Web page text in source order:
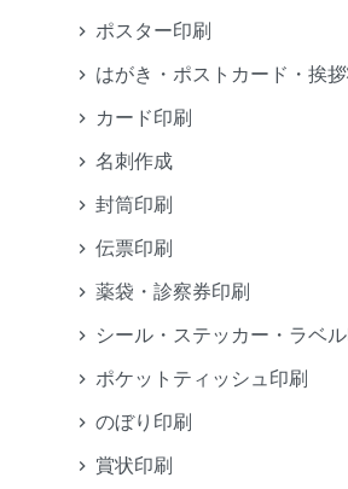
ポスター印刷
はがき・ポストカード・挨
カード印刷
名刺作成
封筒印刷
伝票印刷
薬袋・診察券印刷
シール・ステッカー・ラベ
ポケットティッシュ印刷
のぼり印刷
賞状印刷